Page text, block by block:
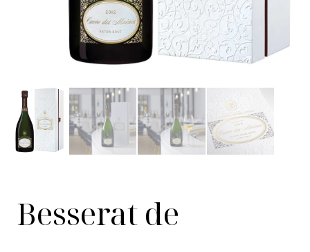
Besserat de